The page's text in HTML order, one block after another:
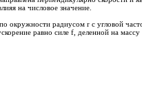
на числовое значение.
окружности радиусом r с угловой
равно силе f, деленной на массу